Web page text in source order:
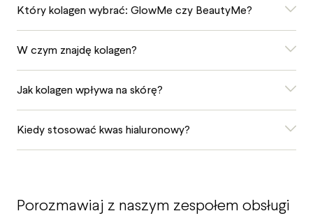
Który kolagen wybrać: GlowMe czy BeautyMe?
W czym znajdę kolagen?
Jak kolagen wpływa na skórę?
Kiedy stosować kwas hialuronowy?
Porozmawiaj z naszym zespołem obsługi